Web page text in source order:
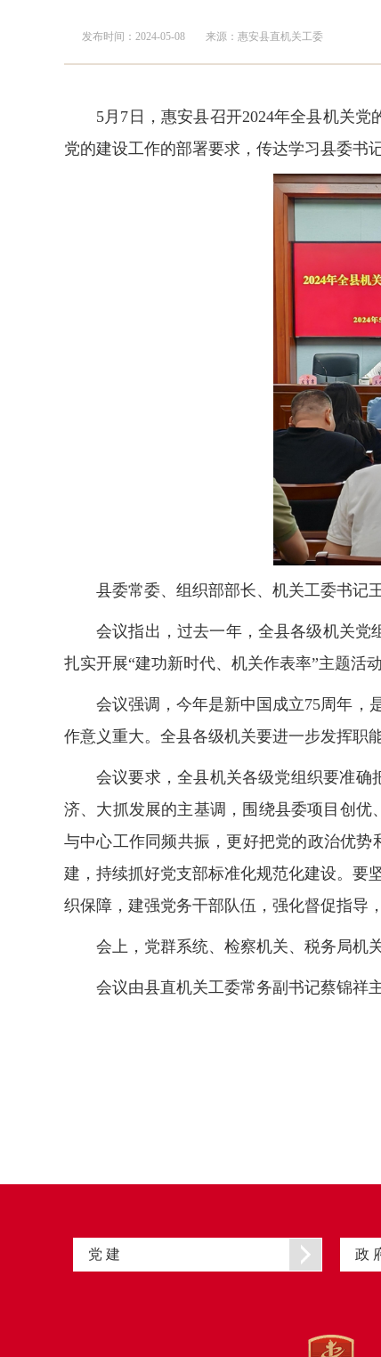
发布时间：2024-05-08 来源：惠安县直机关工委
5月7日，惠安县召开2024年全县机关
党的建设工作的部署要求，传达学习县委书
县委常委、组织部部长、机关工委书记
会议指出，过去一年，全县各级机关党
扎实开展“建功新时代、机关作表率”主题活
会议强调，今年是新中国成立75周年，
作意义重大。全县各级机关要进一步发挥职
会议要求，全县机关各级党组织要准确
济、大抓发展的主基调，围绕县委项目创
与中心工作同频共振，更好把党的政治优势
建，持续抓好党支部标准化规范化建设。要
织保障，建强党务干部队伍，强化督促指导
会上，党群系统、检察机关、税务局机
会议由县直机关工委常务副书记蔡锦祥
党 建 政